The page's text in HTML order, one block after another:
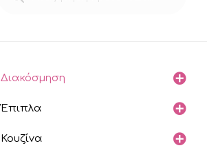
Διακόσμηση
Έπιπλα
Κουζίνα